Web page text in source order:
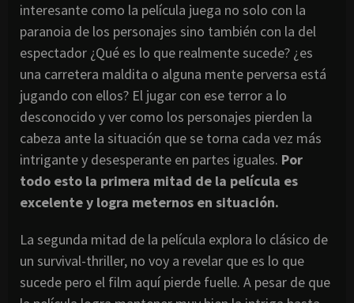
interesante como la película juega no solo con la
paranoia de los personajes sino también con la del
espectador ¿Qué es lo que realmente sucede? ¿es
una carretera maldita o alguna mente perversa está
jugando con ellos? El jugar con ese terror a lo
desconocido y ver como los personajes pierden la
cabeza ante la situación que se torna cada vez más
intrigante y desesperante en partes iguales. Por
todo esto la primera mitad de la película es
excelente y logra meternos en situación.
La segunda mitad de la película explora lo clásico de
un survival-thriller, no voy a revelar que es lo que
sucede pero el film aquí pierde fuelle. A pesar de que